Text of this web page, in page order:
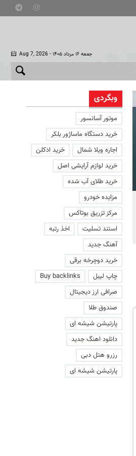
Aug 7, 2026 - جمعه ۱۶ مرداد ۱۴۰۵
افشای اطلاعات برای ترور
بارون ترامپ | ماجرای قرار
عاشقانه با یک زن
وبگردی
موتور آسانسور
خرید دستگاه ماساژور بلکر
اجاره ویلا شمال
خرید ادکلن
خرید لوازم آرایشی اصل
خرید طلای آب شده
مزایده خودرو
مرکز تزریق بوتاکس
استند تسلیت
اخذ رتبه
آهنگ جدید
خرید دوچرخه برقی
چاپ لیبل
Buy backlinks
صرافی ارز دیجیتال
صندوق طلا
پارتیشن شیشه ای
دانلود اهنگ جدید
رزرو هتل دبی
پارتیشن شیشه ای